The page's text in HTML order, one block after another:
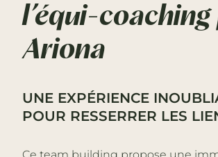
l’équi-
Ariona
UNE EXPÉRIENCE
POUR RESSERRER LES